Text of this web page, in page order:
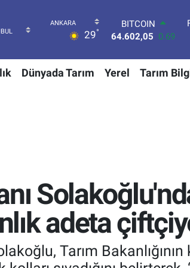
29°
DOLAR
47,5986
0.06
55,0700 0.1
STERLİN
Dünyada Tarım Yerel Tarım
adeta
Tarım